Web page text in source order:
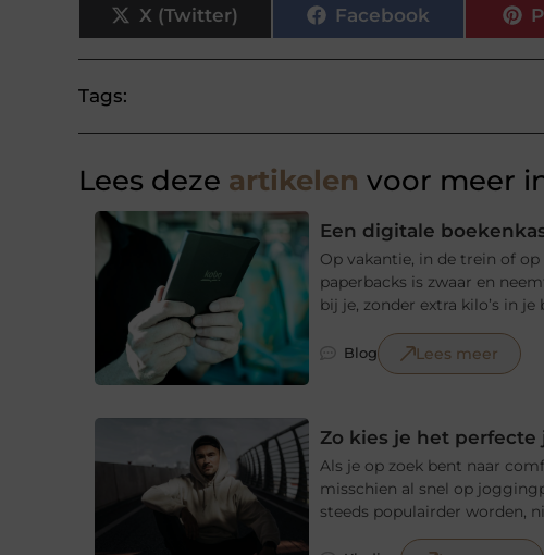
X (Twitter) Facebook
Tags:
Lees deze artikelen voor meer
Een digitale
Op vakantie, in de trein of
paperbacks is zwaar en
bij je, zonder extra kilo’s in je
Blog Lees meer
Zo kies je het
Als je op zoek bent naar
misschien al snel op
steeds populairder worden,